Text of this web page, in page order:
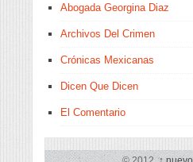
Abogada Georgina Diaz
Archivos Del Crimen
Crónicas Mexicanas
Dicen Que Dicen
El Comentario